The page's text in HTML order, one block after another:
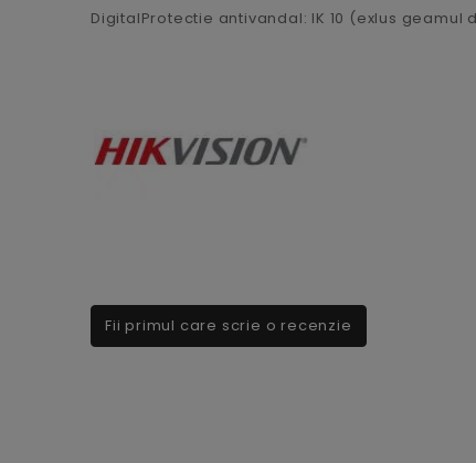
DigitalProtectie antivandal: IK 10 (exlus geamul
Fii primul care scrie o recenzie